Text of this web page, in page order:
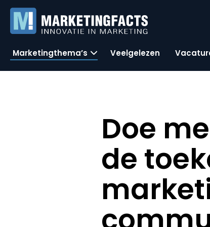
Marketingthema’s Veelgelezen
Doe
de